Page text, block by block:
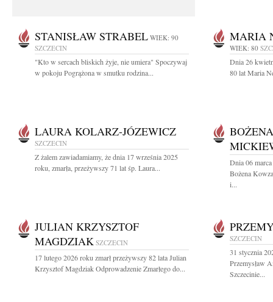
STANISŁAW STRABEL WIEK: 90
SZCZECIN
"Kto w sercach bliskich żyje, nie umiera" Spoczywaj
w pokoju Pogrążona w smutku rodzina...
MARIA
WIEK: 80
Dnia 26
80 lat Maria
LAURA KOLARZ-JÓZEWICZ
SZCZECIN
Z żalem zawiadamiamy, że dnia 17 września 2025
roku, zmarła, przeżywszy 71 lat śp. Laura...
Dnia 06
Bożena
i...
JULIAN KRZYSZTOF
MAGDZIAK SZCZECIN
17 lutego 2026 roku zmarł przeżywszy 82 lata Julian
Krzysztof Magdziak Odprowadzenie Zmarłego do...
SZCZECIN
31 stycznia
Przemysław
Szczecinie...